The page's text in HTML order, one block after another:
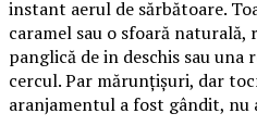
instant aerul de sărbătoare.
caramel sau o sfoară naturală,
panglică de in deschis sau
cercul. Par mărunțișuri, dar
aranjamentul a fost gândit, nu